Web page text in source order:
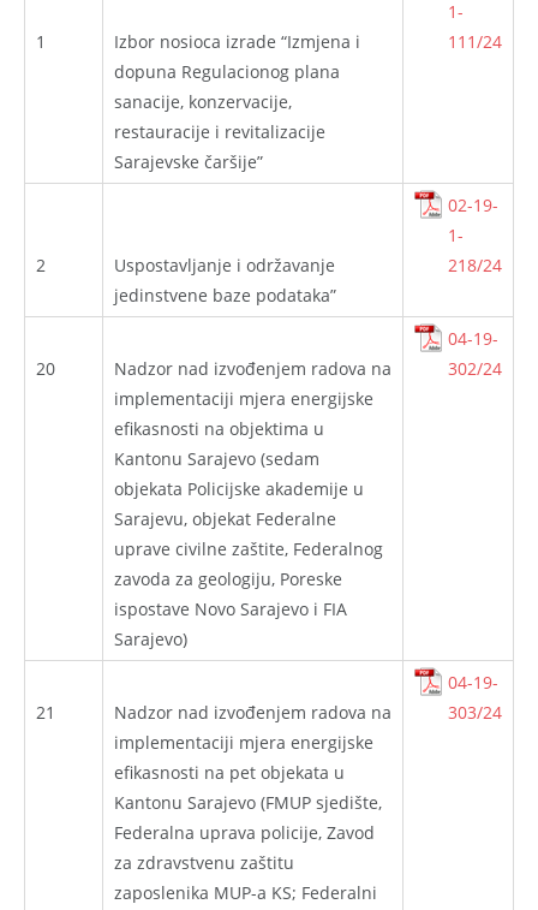
1
Izbor nosioca izrade “Izmjena i
dopuna Regulacionog plana
sanacije, konzervacije,
restauracije i revitalizacije
Sarajevske čaršije”
1-
111/24
2
Uspostavljanje i održavanje
jedinstvene baze podataka”
02-19-
1-
218/24
20
Nadzor nad izvođenjem radova na
implementaciji mjera energijske
efikasnosti na objektima u
Kantonu Sarajevo (sedam
objekata Policijske akademije u
Sarajevu, objekat Federalne
uprave civilne zaštite, Federalnog
zavoda za geologiju, Poreske
ispostave Novo Sarajevo i FIA
Sarajevo)
04-19-
302/24
21
Nadzor nad izvođenjem radova na
implementaciji mjera energijske
efikasnosti na pet objekata u
Kantonu Sarajevo (FMUP sjedište,
Federalna uprava policije, Zavod
za zdravstvenu zaštitu
zaposlenika MUP-a KS; Federalni
04-19-
303/24